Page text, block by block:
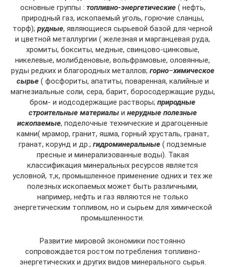
основные группы : топливно-энергетические( нефть,
природный газ, ископаемый уголь, горючие сланцы,
торф); рудные, являющиеся сырьевой базой для черной
и цветной металлургии ( железная и марганцевая руда,
хромиты, бокситы, медные, свинцово-цинковые,
никелевые, молибденовые, вольфрамовые, оловянные,
руды редких и благородных металлов; горно–химическое
сырье( фосфориты, апатиты, поваренная, калийные и
магнезиальные соли, сера, барит, боросодержащие руды,
бром- и иодсодержащие растворы; природные
строительные материалыи нерудные полезные
ископаемые, поделочные технические и драгоценные
камни( мрамор, гранит, яшма, горный хрусталь, гранат,
гранат, корунд и др.; гидроминеральные ( подземные
пресные и минерализованные воды). Такая
классификация минеральных ресурсов является
условной, т,к, промышленное применение одних и тех же
полезных ископаемых может быть различными,
например, нефть и газ являются не только
энергетическим топливом, но и сырьем для химической
промышленности.
Развитие мировой экономики постоянно
сопровождается ростом потребления топливно-
энергетических и других видов минерального сырья.